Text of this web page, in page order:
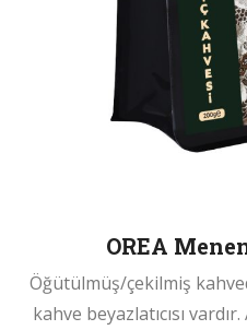
OREA
Öğütülmüş/çekilmiş
kahve beyazlatıcısı